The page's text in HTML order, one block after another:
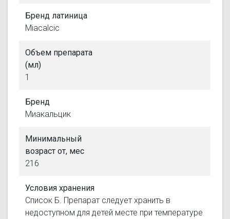
Бренд латиница
Miacalcic
Объем препарата
(мл)
1
Бренд
Миакальцик
Минимальный
возраст от, мес
216
Условия хранения
Список Б. Препарат следует хранить в
недоступном для детей месте при температуре